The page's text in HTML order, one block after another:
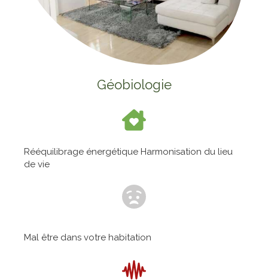
Géobiologie
Rééquilibrage énergétique Harmonisation du lieu
de vie
Mal être dans votre habitation